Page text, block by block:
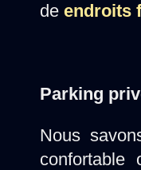
de endroits
Parking
Nous